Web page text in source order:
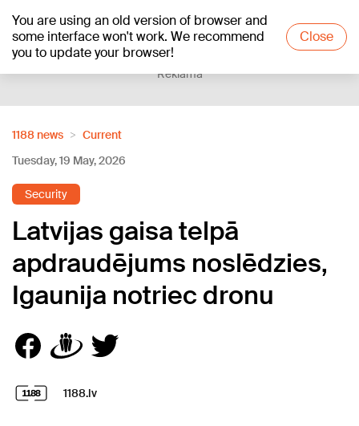
You are using an old version of browser and
some interface won't work. We recommend
you to update your browser!
Close
+19°C
Reklāma
1188 news
Current
Tuesday, 19 May, 2026
Security
Latvijas gaisa telpā
apdraudējums noslēdzies,
Igaunija notriec dronu
1188.lv